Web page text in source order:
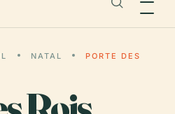
NATAL
PORTE DES